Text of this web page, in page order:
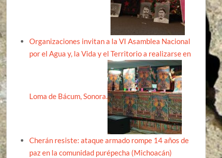
Organizaciones invitan a la VI Asamblea Nacional
por el Agua y, la Vida y el Territorio a realizarse en
Loma de Bácum, Sonora.
Cherán resiste: ataque armado rompe 14 años de
paz en la comunidad purépecha (Michoacán)